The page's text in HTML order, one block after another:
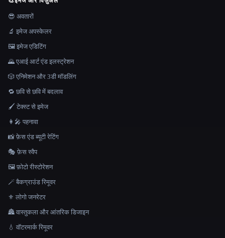
😎 अवतारों
🔬 इमेज अपस्केलर
🖼️ इमेज एडिटिंग
🌄 एआई आर्ट एंड इलस्ट्रेशन
🎲 एनिमेशन और 3डी मॉडलिंग
🔁 छवि से छवि में बदलाव
🖌️ टेक्स्ट से इमेज
👩‍🎤 पहनावा
📸 फ़ेस एंड ब्यूटी रेटिंग
🎭 फ़ेस स्वैप
🖼️ फ़ोटो रीस्टोरेशन
🪄 बैकग्राउंड रिमूवर
⚜️ लोगो जनरेटर
🏯 वास्तुकला और आंतरिक डिजाइन
💧 वॉटरमार्क रिमूवर